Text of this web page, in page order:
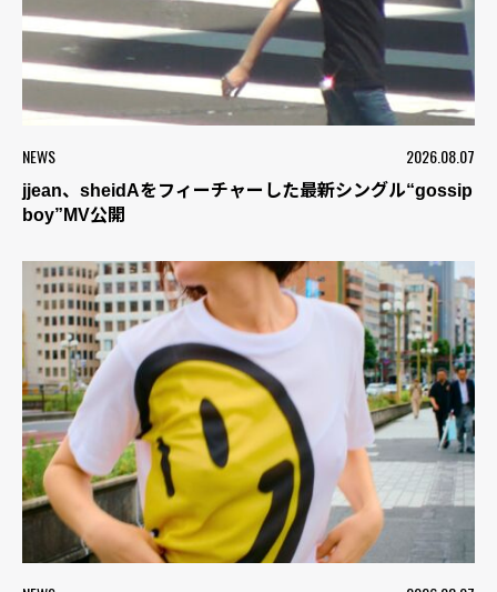
NEWS 2026.08.07
jjean、sheidAをフィーチャーした最新シングル“gossip
boy”MV公開